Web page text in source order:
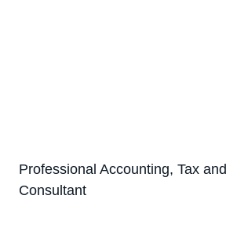
Professional Accounting, Tax
Consultant